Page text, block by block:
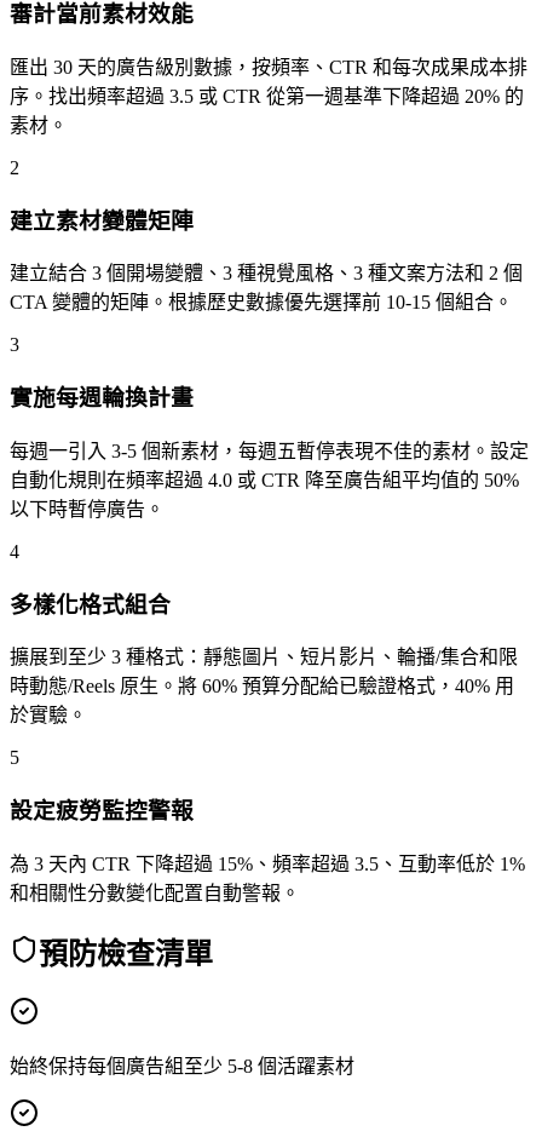
審計當前素材效能
匯出 30 天的廣告級別數據，按頻率、CTR 和每次成果成本排
序。找出頻率超過 3.5 或 CTR 從第一週基準下降超過 20% 的
素材。
2
建立素材變體矩陣
建立結合 3 個開場變體、3 種視覺風格、3 種文案方法和 2 個
CTA 變體的矩陣。根據歷史數據優先選擇前 10-15 個組合。
3
實施每週輪換計畫
每週一引入 3-5 個新素材，每週五暫停表現不佳的素材。設定
自動化規則在頻率超過 4.0 或 CTR 降至廣告組平均值的 50%
以下時暫停廣告。
4
多樣化格式組合
擴展到至少 3 種格式：靜態圖片、短片影片、輪播/集合和限
時動態/Reels 原生。將 60% 預算分配給已驗證格式，40% 用
於實驗。
5
設定疲勞監控警報
為 3 天內 CTR 下降超過 15%、頻率超過 3.5、互動率低於 1%
和相關性分數變化配置自動警報。
預防檢查清單
始終保持每個廣告組至少 5-8 個活躍素材